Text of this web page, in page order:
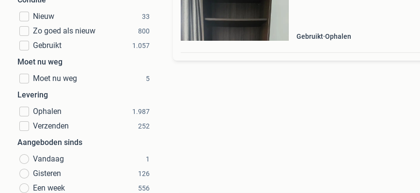
Nieuw
33
Zo goed als nieuw 800
Gebruikt 1.057
Moet nu weg
Moet nu weg
5
Levering
Ophalen
1.987
Verzenden 252
Aangeboden sinds
Vandaag
1
Gisteren 126
Een week 556
Gebruikt Ophalen